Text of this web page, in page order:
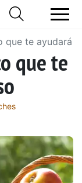
que te ayudará
que te